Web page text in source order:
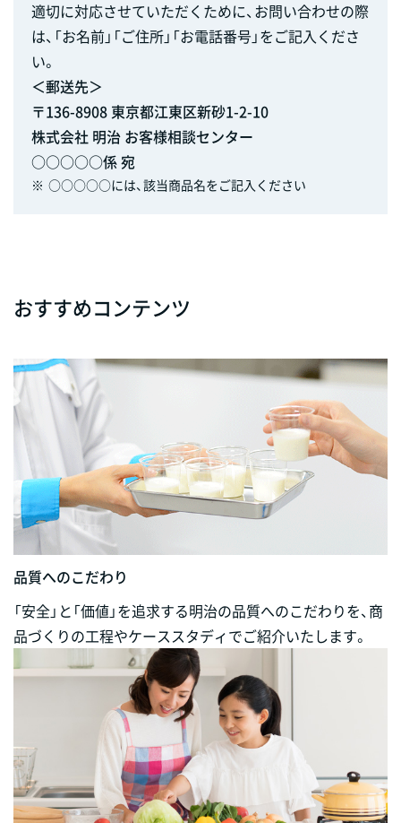
適切に対応させていただくために、お問い合わせの際
は、「お名前」「ご住所」「お電話番号」をご記入くださ
い。
＜郵送先＞
〒136-8908 東京都江東区新砂1-2-10
株式会社 明治 お客様相談センター
○○○○○係 宛
※ ○○○○○には、該当商品名をご記入ください
おすすめコンテンツ
品質へのこだわり
「安全」と「価値」を追求する明治の品質へのこだわりを、商
品づくりの工程やケーススタディでご紹介いたします。